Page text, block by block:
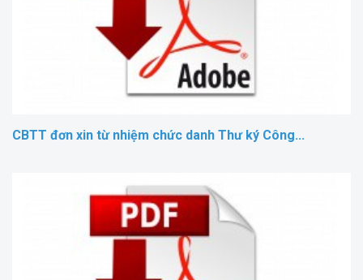
CBTT đơn xin từ nhiệm chức danh Thư ký Công...